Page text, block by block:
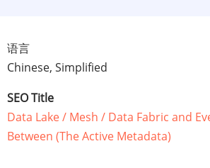
语言
Chinese, Simplified
SEO Title
Data Lake / Mesh / Data Fabric and
Between (The Active Metadata)